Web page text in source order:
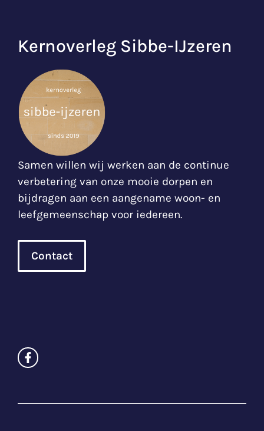
Kernoverleg Sibbe-IJzeren
Samen willen wij werken aan de continue
verbetering van onze mooie dorpen en
bijdragen aan een aangename woon- en
leefgemeenschap voor iedereen.
Contact